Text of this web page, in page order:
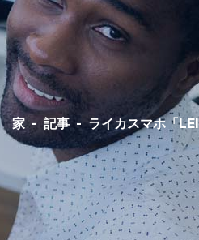
家 - 記事 - ライカスマホ「